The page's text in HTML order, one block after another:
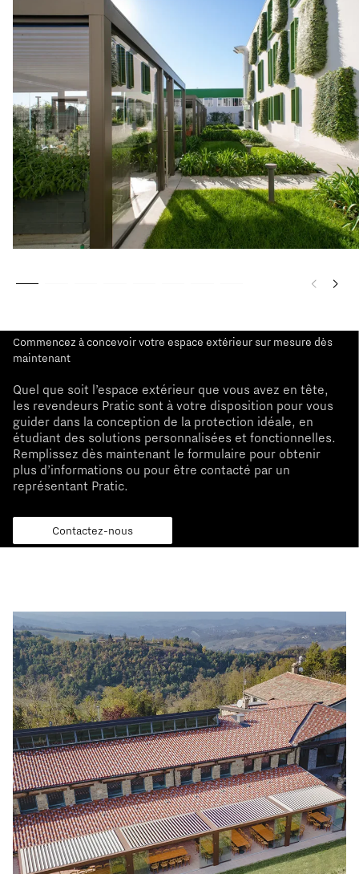
Commencez à concevoir votre espace extérieur sur mesure dès
maintenant
Quel que soit l’espace extérieur que vous avez en tête,
les revendeurs Pratic sont à votre disposition pour vous
guider dans la conception de la protection idéale, en
étudiant des solutions personnalisées et fonctionnelles.
Remplissez dès maintenant le formulaire pour obtenir
plus d’informations ou pour être contacté par un
représentant Pratic.
Contactez-nous